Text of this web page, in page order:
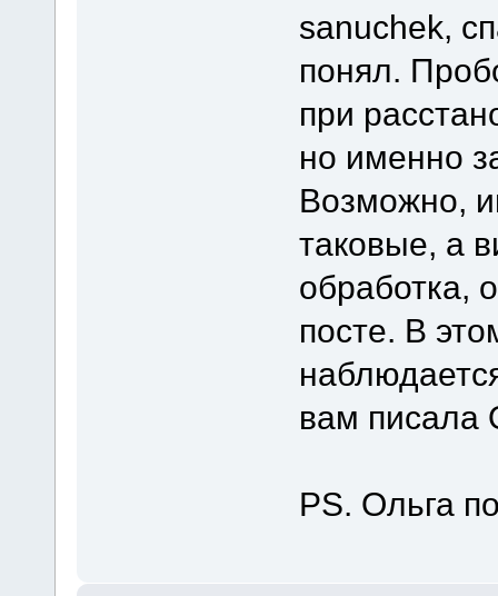
sanuchek,
понял.
при
но именно
Возможно,
таковые, а
обработка,
посте. В
вам писала
PS. Ольга